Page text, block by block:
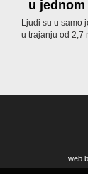
u jednom
Ljudi su u samo
u trajanju od 2,7
web